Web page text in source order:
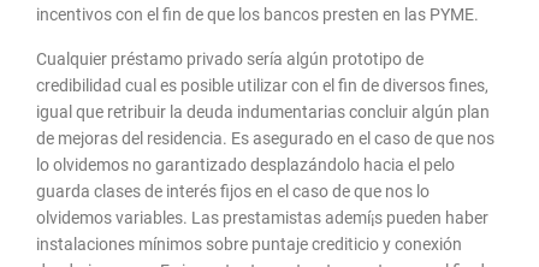
incentivos con el fin de que los bancos presten en las PYME.
Cualquier préstamo privado serí­a algún prototipo de
credibilidad cual es posible utilizar con el fin de diversos fines,
igual que retribuir la deuda indumentarias concluir algún plan
de mejoras del residencia. Es asegurado en el caso de que nos
lo olvidemos no garantizado desplazándolo hacia el pelo
guarda clases de interés fijos en el caso de que nos lo
olvidemos variables. Las prestamistas ademí¡s pueden haber
instalaciones mínimos sobre puntaje crediticio y conexión